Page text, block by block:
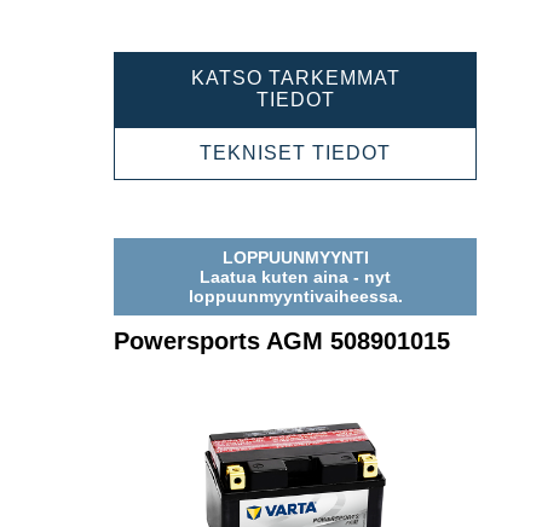
KATSO TARKEMMAT
TIEDOTPOWERSPORTS
510012015
TEKNISET TIEDOT
LOPPUUNMYYNTI
Laatua kuten aina - nyt
loppuunmyyntivaiheessa.
Powersports AGM 508901015